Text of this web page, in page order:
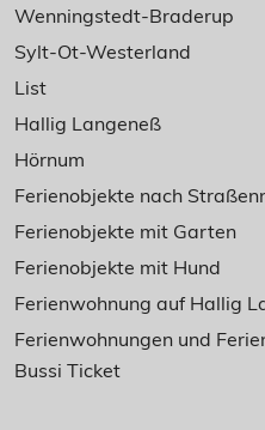
Wenningstedt-Braderup
Sylt-Ot-Westerland
List
Hallig Langeneß
Hörnum
Ferienobjekte nach
Ferienobjekte mit Garten
Ferienobjekte mit Hund
Ferienwohnung auf Hallig
Ferienwohnungen und
Bussi Ticket